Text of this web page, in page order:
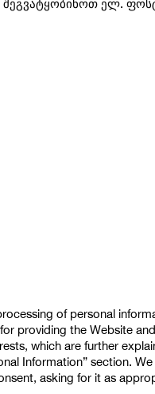
შეგვატყობინოთ ელ.
of personal
providing the Website
which are further
Information” section.
asking for it as